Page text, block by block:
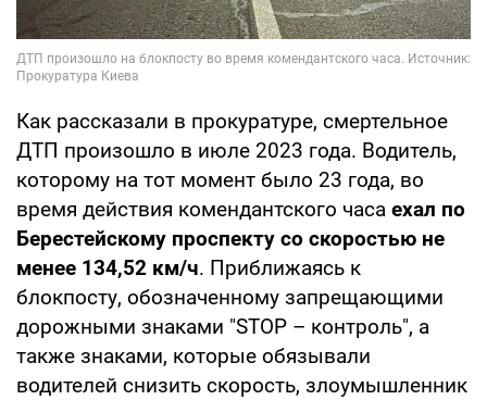
Как рассказали в прокуратуре, смертельное
ДТП произошло в июле 2023 года. Водитель,
которому на тот момент было 23 года, во
время действия комендантского часа ехал по
Берестейскому проспекту со скоростью не
менее 134,52 км/ч. Приближаясь к
блокпосту, обозначенному запрещающими
дорожными знаками "STOP – контроль", а
также знаками, которые обязывали
водителей снизить скорость, злоумышленник